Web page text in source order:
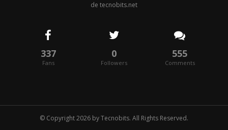
de tecnobits.net
337
Fans
0
Followers
555
Comments
© Copyright 2026 byTecnobits. All Rights Reserved.